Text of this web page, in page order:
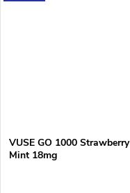
VUSE GO 1000 Strawberry
Mint 18mg